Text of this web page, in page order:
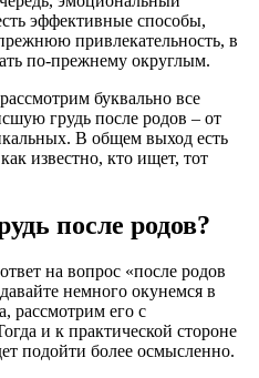
эффективные способы,
привлекательность, в
по-прежнему округлым.
буквально все
грудь после родов – от
В общем выход есть
известно, кто ищет, тот
после родов?
на вопрос «после родов
немного окунемся в
рассмотрим его с
и к практической стороне
подойти более осмысленно.